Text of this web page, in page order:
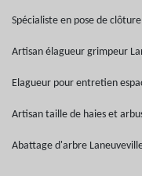
Spécialiste en pose de
Artisan élagueur grimpeur
Elagueur pour entretien
Artisan taille de haies et
Abattage d'arbre